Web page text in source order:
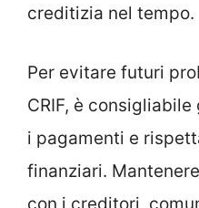
creditizia nel tempo.
Per evitare futuri
CRIF, è
i pagamenti e
finanziari.
con i creditori,